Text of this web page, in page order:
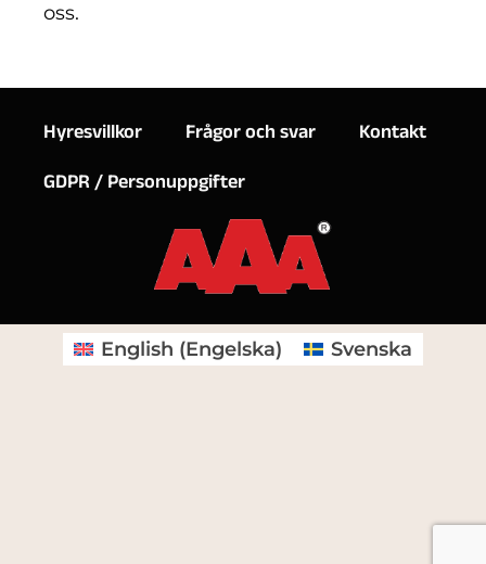
oss.
Hyresvillkor Frågor och svar
Kontakt
GDPR / Personuppgifter
English (Engelska) Svenska